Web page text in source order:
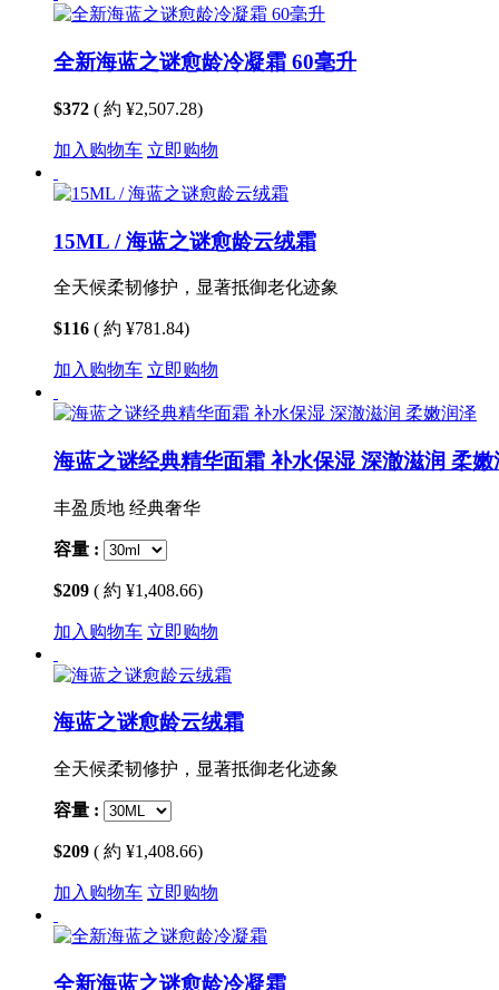
全新海蓝之谜愈龄冷凝霜​ 60毫升
$372 ( 約 ¥2,507.28)
加入购物车 立即购物
15ML / 海蓝之谜愈龄云绒霜
全天候柔韧修护，显著抵御老化迹象
$116 ( 約 ¥781.84)
加入购物车 立即购物
海蓝之谜经典精华面霜 补水保湿 深澈滋润 柔嫩
丰盈质地 经典奢华
容量 :
$209 ( 約 ¥1,408.66)
加入购物车 立即购物
海蓝之谜愈龄云绒霜
全天候柔韧修护，显著抵御老化迹象
容量 :
$209 ( 約 ¥1,408.66)
加入购物车 立即购物
全新海蓝之谜愈龄冷凝霜​